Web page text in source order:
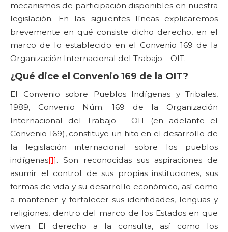
mecanismos de participación disponibles en nuestra
legislación. En las siguientes líneas explicaremos
brevemente en qué consiste dicho derecho, en el
marco de lo establecido en el Convenio 169 de la
Organización Internacional del Trabajo – OIT.
¿Qué dice el Convenio 169 de la OIT?
El Convenio sobre Pueblos Indígenas y Tribales,
1989, Convenio Núm. 169 de la Organización
Internacional del Trabajo – OIT (en adelante el
Convenio 169), constituye un hito en el desarrollo de
la legislación internacional sobre los pueblos
indígenas[1]. Son reconocidas sus aspiraciones de
asumir el control de sus propias instituciones, sus
formas de vida y su desarrollo económico, así como
a mantener y fortalecer sus identidades, lenguas y
religiones, dentro del marco de los Estados en que
viven. El derecho a la consulta, así como los